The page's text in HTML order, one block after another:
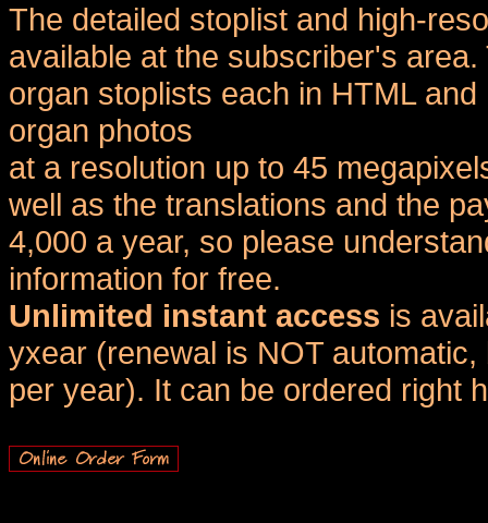
The detailed stoplist and high-
available at the subscriber's
organ stoplists each in HTML
organ photos
at a resolution up to 45
well as the translations and the
4,000 a year, so please
information for free.
Unlimited instant access is
yxear (renewal is NOT
per year). It can be ordered right